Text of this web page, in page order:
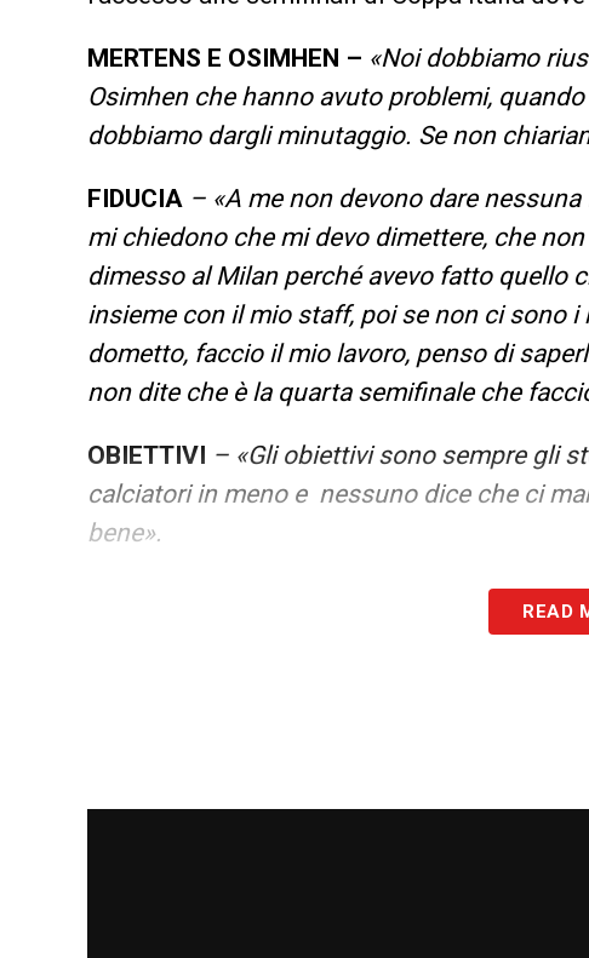
MERTENS E OSIMHEN – «Noi dobbiamo
Osimhen che hanno avuto problemi,
dobbiamo dargli minutaggio. Se non
FIDUCIA – «A me non devono dare
mi chiedono che mi devo dimettere, che
dimesso al Milan perché avevo fatto quello
insieme con il mio staff, poi se non ci sono
dometto, faccio il mio lavoro, penso di
non dite che è la quarta semifinale che
OBIETTIVI – «Gli obiettivi sono sempre gli
calciatori in meno e nessuno dice che ci
bene».
Il presidente ieri a cena
essere tranquillizzato. Noi abbiamo
READ